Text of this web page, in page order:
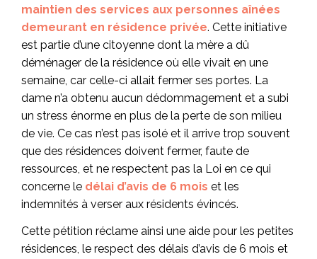
maintien des services aux personnes aînées
demeurant en résidence privée. Cette initiative
est partie d’une citoyenne dont la mère a dû
déménager de la résidence où elle vivait en une
semaine, car celle-ci allait fermer ses portes. La
dame n’a obtenu aucun dédommagement et a subi
un stress énorme en plus de la perte de son milieu
de vie. Ce cas n’est pas isolé et il arrive trop souvent
que des résidences doivent fermer, faute de
ressources, et ne respectent pas la Loi en ce qui
concerne le délai d’avis de 6 mois et les
indemnités à verser aux résidents évincés.
Cette pétition réclame ainsi une aide pour les petites
résidences, le respect des délais d’avis de 6 mois et